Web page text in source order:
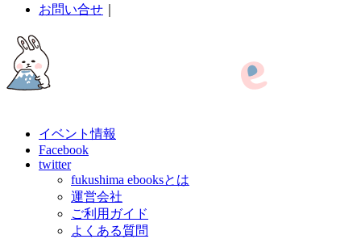
お問い合せ
イベント情報
Facebook
twitter
fukushima ebooksとは
運営会社
ご利用ガイド
よくある質問